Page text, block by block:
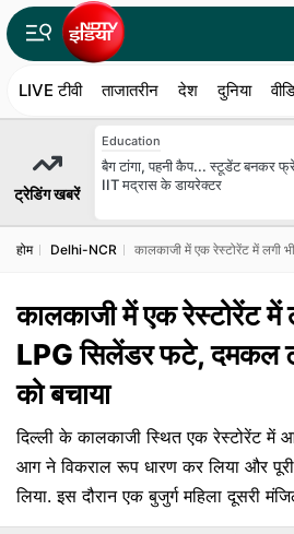
LIVE टीवी ताजातरीन देश दुनिया
ट्रेडिंग खबरें
Education
बैग टांगा, पहनी कैप... स्टूडेंट बनकर
IIT मद्रास के डायरेक्टर
होम Delhi-NCR कालकाजी में एक रेस्टोरेंट में लगी
कालकाजी में एक रेस्टोरेंट
LPG सिलेंडर फटे, दमकल
को बचाया
दिल्ली के कालकाजी स्थित एक रेस्टोरेंट
आग ने विकराल रूप धारण कर लिया और
लिया. इस दौरान एक बुजुर्ग महिला दूसरी